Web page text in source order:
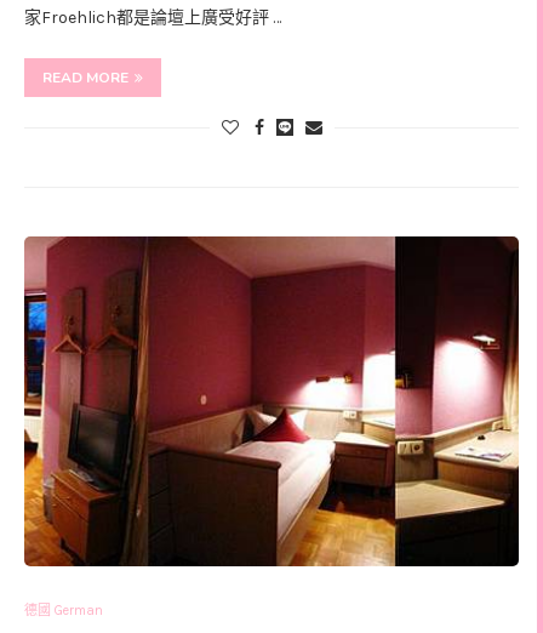
家Froehlich都是論壇上廣受好評 …
READ MORE
德國 German